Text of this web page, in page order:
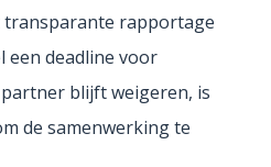
transparante rapportage
een deadline voor
blijft weigeren, is
de samenwerking te